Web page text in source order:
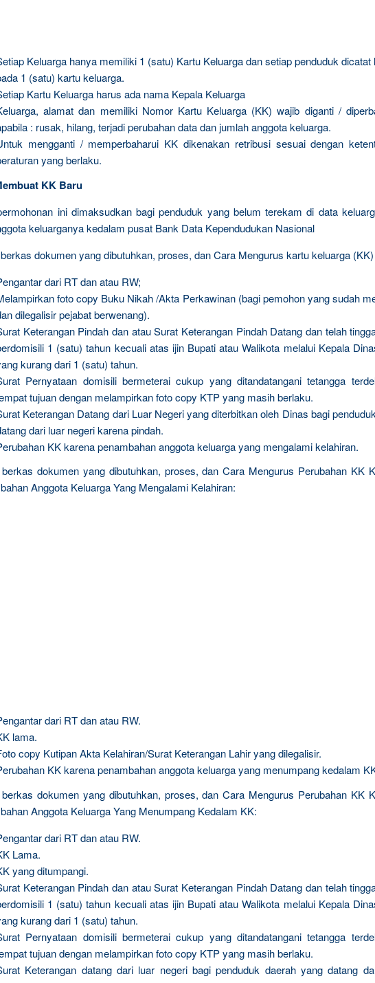
Keluarga hanya memiliki 1 (satu) Kartu Keluarga dan setiap penduduk dicatat
1 (satu) kartu keluarga.
Kartu Keluarga harus ada nama Kepala Keluarga
alamat dan memiliki Nomor Kartu Keluarga (KK) wajib diganti /
: rusak, hilang, terjadi perubahan data dan jumlah anggota keluarga.
mengganti / memperbaharui KK dikenakan retribusi sesuai dengan
yang berlaku.
KK Baru
ini dimaksudkan bagi penduduk yang belum terekam di data
keluarganya kedalam pusat Bank Data Kependudukan Nasional
dokumen yang dibutuhkan, proses, dan Cara Mengurus kartu keluarga
dari RT dan atau RW;
foto copy Buku Nikah /Akta Perkawinan (bagi pemohon yang sudah
dilegalisir pejabat berwenang).
Keterangan Pindah dan atau Surat Keterangan Pindah Datang dan telah
1 (satu) tahun kecuali atas ijin Bupati atau Walikota melalui Kepala
kurang dari 1 (satu) tahun.
Pernyataan domisili bermeterai cukup yang ditandatangani tetangga
tujuan dengan melampirkan foto copy KTP yang masih berlaku.
Keterangan Datang dari Luar Negeri yang diterbitkan oleh Dinas bagi
dari luar negeri karena pindah.
KK karena penambahan anggota keluarga yang mengalami kelahiran.
dokumen yang dibutuhkan, proses, dan Cara Mengurus Perubahan KK
Anggota Keluarga Yang Mengalami Kelahiran:
dari RT dan atau RW.
lama.
copy Kutipan Akta Kelahiran/Surat Keterangan Lahir yang dilegalisir.
KK karena penambahan anggota keluarga yang menumpang kedalam
dokumen yang dibutuhkan, proses, dan Cara Mengurus Perubahan KK
Anggota Keluarga Yang Menumpang Kedalam KK:
dari RT dan atau RW.
Lama.
yang ditumpangi.
Keterangan Pindah dan atau Surat Keterangan Pindah Datang dan telah
1 (satu) tahun kecuali atas ijin Bupati atau Walikota melalui Kepala
kurang dari 1 (satu) tahun.
Pernyataan domisili bermeterai cukup yang ditandatangani tetangga
tujuan dengan melampirkan foto copy KTP yang masih berlaku.
Keterangan datang dari luar negeri bagi penduduk daerah yang datang